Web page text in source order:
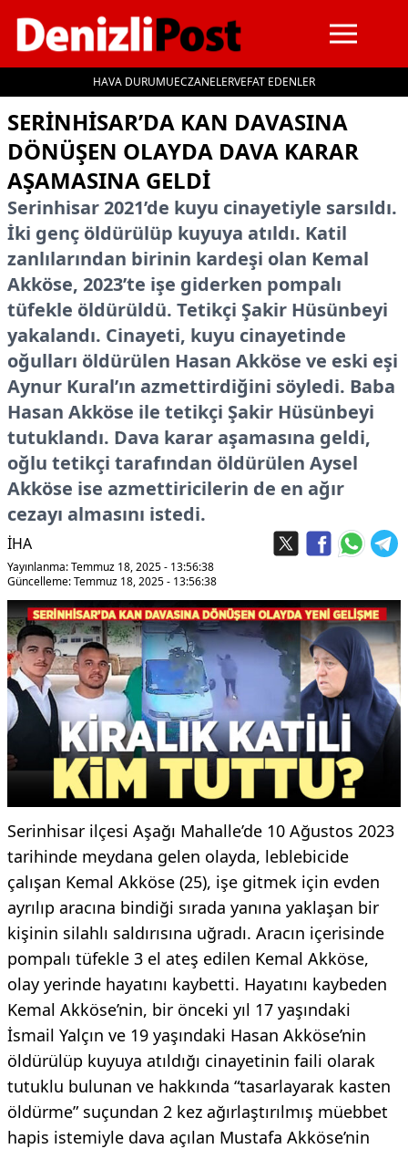
HAVA DURUMUECZANELERVEFAT EDENLER
İçeriğe geç
SERINHISAR’DA KAN DAVASINA
DÖNÜŞEN OLAYDA DAVA KARAR
AŞAMASINA GELDI
Serinhisar 2021’de kuyu cinayetiyle sarsıldı.
İki genç öldürülüp kuyuya atıldı. Katil
zanlılarından birinin kardeşi olan Kemal
Akköse, 2023’te işe giderken pompalı
tüfekle öldürüldü. Tetikçi Şakir Hüsünbeyi
yakalandı. Cinayeti, kuyu cinayetinde
oğulları öldürülen Hasan Akköse ve eski eşi
Aynur Kural’ın azmettirdiğini söyledi. Baba
Hasan Akköse ile tetikçi Şakir Hüsünbeyi
tutuklandı. Dava karar aşamasına geldi,
oğlu tetikçi tarafından öldürülen Aysel
Akköse ise azmettiricilerin de en ağır
cezayı almasını istedi.
İHA
Yayınlanma: Temmuz 18, 2025 - 13:56:38
Güncelleme: Temmuz 18, 2025 - 13:56:38
Serinhisar ilçesi Aşağı Mahalle’de 10 Ağustos 2023
tarihinde meydana gelen olayda, leblebicide
çalışan Kemal Akköse (25), işe gitmek için evden
ayrılıp aracına bindiği sırada yanına yaklaşan bir
kişinin silahlı saldırısına uğradı. Aracın içerisinde
pompalı tüfekle 3 el ateş edilen Kemal Akköse,
olay yerinde hayatını kaybetti. Hayatını kaybeden
Kemal Akköse’nin, bir önceki yıl 17 yaşındaki
İsmail Yalçın ve 19 yaşındaki Hasan Akköse’nin
öldürülüp kuyuya atıldığı cinayetinin faili olarak
tutuklu bulunan ve hakkında “tasarlayarak kasten
öldürme” suçundan 2 kez ağırlaştırılmış müebbet
hapis istemiyle dava açılan Mustafa Akköse’nin